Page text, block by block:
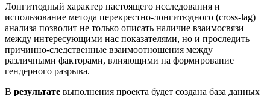
Лонгитюдный характер настоящего исследования и
использование метода перекрестно-лонгитюдного (cross-lag)
анализа позволит не только описать наличие взаимосвязи
между интересующими нас показателями, но и проследить
причинно-следственные взаимоотношения между
различными факторами, влияющими на формирование
гендерного разрыва.
В результате выполнения проекта будет создана база данных